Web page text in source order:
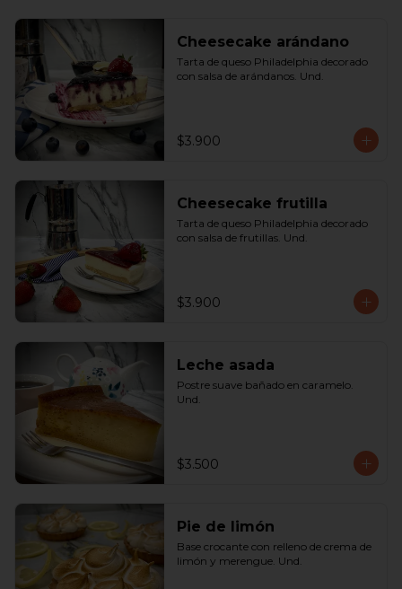
Cheesecake arándano
Tarta de queso Philadelphia decorado
con salsa de arándanos. Und.
$3.900
Cheesecake frutilla
Tarta de queso Philadelphia decorado
con salsa de frutillas. Und.
$3.900
Leche asada
Postre suave bañado en caramelo.
Und.
$3.500
Pie de limón
Base crocante con relleno de crema de
limón y merengue. Und.